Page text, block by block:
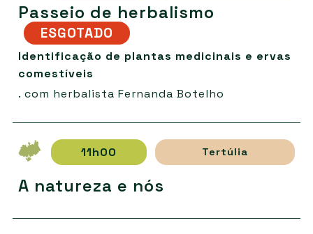
Passeio de herbalismo
ESGOTADO
Identificação de plantas medicinais e ervas
comestíveis
. com herbalista Fernanda Botelho
11h00 Tertúlia
A natureza e nós